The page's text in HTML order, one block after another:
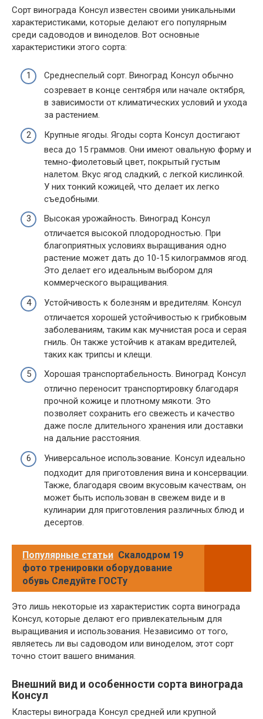
Сорт винограда Консул известен своими уникальными
характеристиками, которые делают его популярным
среди садоводов и виноделов. Вот основные
характеристики этого сорта:
Среднеспелый сорт. Виноград Консул обычно
созревает в конце сентября или начале октября,
в зависимости от климатических условий и ухода
за растением.
Крупные ягоды. Ягоды сорта Консул достигают
веса до 15 граммов. Они имеют овальную форму и
темно-фиолетовый цвет, покрытый густым
налетом. Вкус ягод сладкий, с легкой кислинкой.
У них тонкий кожицей, что делает их легко
съедобными.
Высокая урожайность. Виноград Консул
отличается высокой плодородностью. При
благоприятных условиях выращивания одно
растение может дать до 10-15 килограммов ягод.
Это делает его идеальным выбором для
коммерческого выращивания.
Устойчивость к болезням и вредителям. Консул
отличается хорошей устойчивостью к грибковым
заболеваниям, таким как мучнистая роса и серая
гниль. Он также устойчив к атакам вредителей,
таких как трипсы и клещи.
Хорошая транспортабельность. Виноград Консул
отлично переносит транспортировку благодаря
прочной кожице и плотному мякоти. Это
позволяет сохранить его свежесть и качество
даже после длительного хранения или доставки
на дальние расстояния.
Универсальное использование. Консул идеально
подходит для приготовления вина и консервации.
Также, благодаря своим вкусовым качествам, он
может быть использован в свежем виде и в
кулинарии для приготовления различных блюд и
десертов.
Популярные статьи Скалодром 19
фото тренировки оборудование
обувь Следуйте ГОСТу
Это лишь некоторые из характеристик сорта винограда
Консул, которые делают его привлекательным для
выращивания и использования. Независимо от того,
являетесь ли вы садоводом или виноделом, этот сорт
точно стоит вашего внимания.
Внешний вид и особенности сорта винограда
Консул
Кластеры винограда Консул средней или крупной